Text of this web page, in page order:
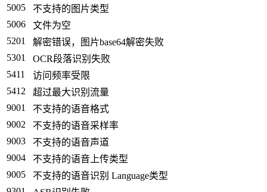
5005
不支持的图片类型
5006
文件为空
5201
解密错误，图片base64解密失败
5301
OCR段落识别失败
5411
访问频率受限
5412
超过最大识别流量
9001
不支持的语音格式
9002
不支持的语音采样率
9003
不支持的语音声道
9004
不支持的语音上传类型
9005
不支持的语音识别 Language类型